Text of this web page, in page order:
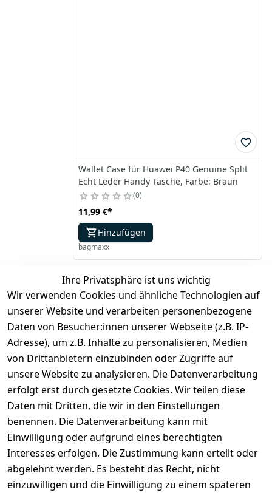
Wallet Case für Huawei P40 Genuine Split
Echt Leder Handy Tasche, Farbe: Braun
0
11,99 €*
Hinzufügen
bagmaxx
inkl. ges. MwSt
1
Ihre Privatsphäre ist uns wichtig
Wir verwenden Cookies und ähnliche Technologien auf
unserer Website und verarbeiten personenbezogene
Daten von Besucher:innen unserer Webseite (z.B. IP-
Adresse), um z.B. Inhalte zu personalisieren, Medien
von Drittanbietern einzubinden oder Zugriffe auf
unsere Website zu analysieren. Die Datenverarbeitung
erfolgt erst durch gesetzte Cookies. Wir teilen diese
Daten mit Dritten, die wir in den Einstellungen
benennen. Die Datenverarbeitung kann mit
Einwilligung oder aufgrund eines berechtigten
Interesses erfolgen. Die Zustimmung kann erteilt oder
abgelehnt werden. Es besteht das Recht, nicht
einzuwilligen und die Einwilligung zu einem späteren
Rechtliches
AGB
Impressum
Datenschutze
Services
Registrieren
Kontakt
Kontaktformu
lar
Zahlung
und
Versand